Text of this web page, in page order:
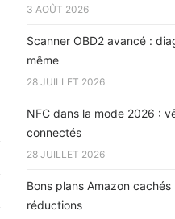
3 AOÛT 2026
Scanner OBD2 avancé :
même
28 JUILLET 2026
NFC dans la mode 2026 :
connectés
28 JUILLET 2026
Bons plans Amazon
réductions